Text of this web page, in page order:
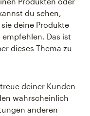
du sehen,
deine Produkte
Das ist
dieses Thema zu
deiner Kunden
wahrscheinlich
anderen